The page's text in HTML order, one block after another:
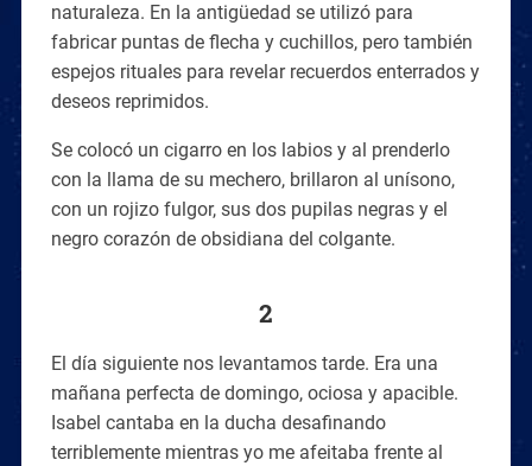
naturaleza. En la antigüedad se utilizó para
fabricar puntas de flecha y cuchillos, pero también
espejos rituales para revelar recuerdos enterrados y
deseos reprimidos.
Se colocó un cigarro en los labios y al prenderlo
con la llama de su mechero, brillaron al unísono,
con un rojizo fulgor, sus dos pupilas negras y el
negro corazón de obsidiana del colgante.
2
El día siguiente nos levantamos tarde. Era una
mañana perfecta de domingo, ociosa y apacible.
Isabel cantaba en la ducha desafinando
terriblemente mientras yo me afeitaba frente al